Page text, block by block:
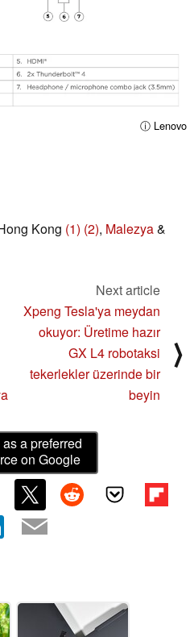
ⓘ Lenovo
Kong (1) (2), Malezya&
Next article
Xpeng Tesla'ya meydan
okuyor: Üretime hazır
GX L4 robotaksi
tekerlekler üzerinde bir
beyin
⟩
a preferred
on Google